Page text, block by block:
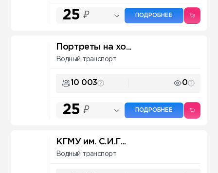
25 ₽ ПОДРОБНЕЕ
Портреты на хо...
Водный транспорт
10 003 0
25 ₽ ПОДРОБНЕЕ
КГМУ им. С.И.Г...
Водный транспорт